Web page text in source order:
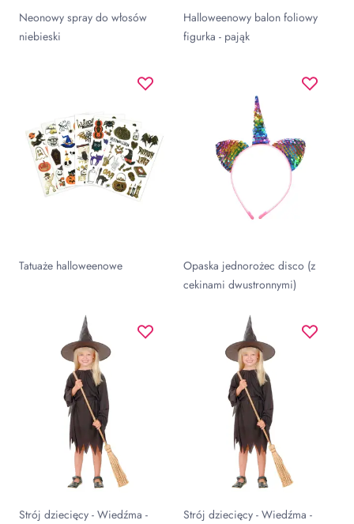
Neonowy spray do włosów
niebieski
Halloweenowy balon foliowy
figurka - pająk
Tatuaże halloweenowe
Opaska jednorożec disco (z
cekinami dwustronnymi)
Strój dziecięcy - Wiedźma -
Strój dziecięcy - Wiedźma -